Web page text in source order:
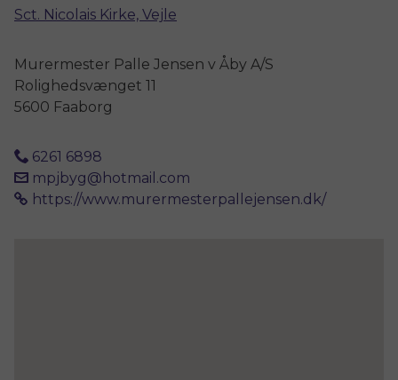
Sct. Nicolais Kirke, Vejle
Murermester Palle Jensen v Åby A/S
Rolighedsvænget 11
5600 Faaborg
6261 6898
mpjbyg@hotmail.com
https://www.murermesterpallejensen.dk/